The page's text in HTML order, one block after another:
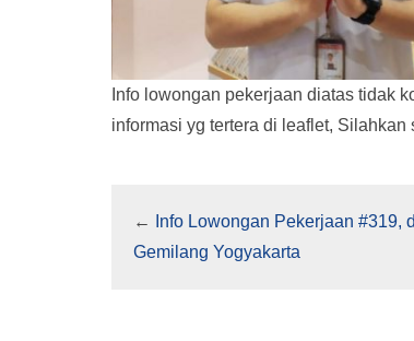
Info lowongan pekerjaan diatas tidak
informasi yg tertera di leaflet,
←
Info Lowongan Pekerjaan #319,
Gemilang Yogyakarta